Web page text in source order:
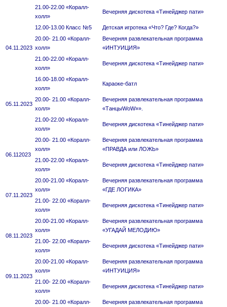
21.00-22.00 «Коралл-
холл»
Вечерняя дискотека «Тинейджер пати»
04.11.2023
12.00-13.00 Класс №5
Детская игротека «Что? Где? Когда?»
20.00- 21.00 «Коралл-
холл»
Вечерняя развлекательная программа
«ИНТУИЦИЯ»
21.00-22.00 «Коралл-
холл»
Вечерняя дискотека «Тинейджер пати»
05.11.2023
16.00-18.00 «Коралл-
холл»
Караоке-батл
20.00- 21.00 «Коралл-
холл»
Вечерняя развлекательная программа
«ТанцыWoW»».
21.00-22.00 «Коралл-
холл»
Вечерняя дискотека «Тинейджер пати»
06.112023
20.00- 21.00 «Коралл-
холл»
Вечерняя развлекательная программа
«ПРАВДА или ЛОЖЬ»
21.00-22.00 «Коралл-
холл»
Вечерняя дискотека «Тинейджер пати»
07.11.2023
20.00-21.00 «Коралл-
холл»
Вечерняя развлекательная программа
«ГДЕ ЛОГИКА»
21.00- 22.00 «Коралл-
холл»
Вечерняя дискотека «Тинейджер пати»
08.11.2023
20.00-21.00 «Коралл-
холл»
Вечерняя развлекательная программа
«УГАДАЙ МЕЛОДИЮ»
21.00- 22.00 «Коралл-
холл»
Вечерняя дискотека «Тинейджер пати»
09.11.2023
20.00-21.00 «Коралл-
холл»
Вечерняя развлекательная программа
«ИНТУИЦИЯ»
21.00- 22.00 «Коралл-
холл»
Вечерняя дискотека «Тинейджер пати»
20.00- 21.00 «Коралл-
Вечерняя развлекательная программа